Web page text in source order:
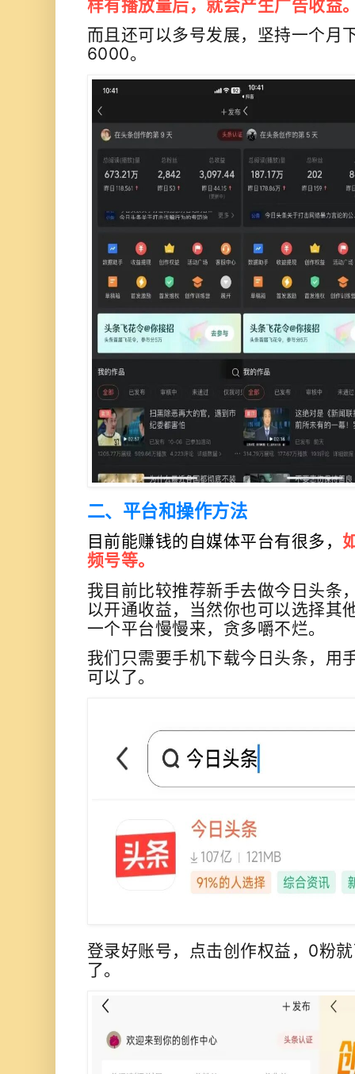
样有播放量后，就会产生广告收益
而且还可以多号发展，坚持一个月
6000。
二、平台和操作方法
目前能赚钱的自媒体平台有很多，
频号等。
我目前比较推荐新手去做今日头条
以开通收益，当然你也可以选择其
一个平台慢慢来，贪多嚼不烂。
我们只需要手机下载今日头条，用
可以了。
登录好账号，点击创作权益，0粉
了。